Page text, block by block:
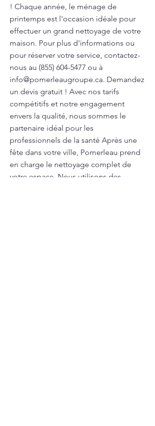
! Chaque année, le ménage de
printemps est l'occasion idéale pour
effectuer un grand nettoyage de votre
maison. Pour plus d'informations ou
pour réserver votre service, contactez-
nous au (855) 604-5477 ou à
info@pomerleaugroupe.ca. Demandez
un devis gratuit ! Avec nos tarifs
compétitifs et notre engagement
envers la qualité, nous sommes le
partenaire idéal pour les
professionnels de la santé Après une
fête dans votre ville, Pomerleau prend
en charge le nettoyage complet de
votre espace. Nous utilisons des